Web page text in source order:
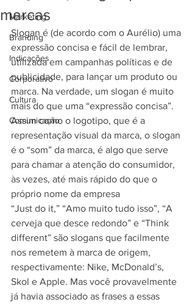
Marketing
Branding
Indicações
Corporativo
Cultura
Comunicação
marcas
Slogan é (de acordo com o Aurélio) uma
expressão concisa e fácil de lembrar,
utilizada em campanhas políticas e de
publicidade, para lançar um produto ou
marca. Na verdade, um slogan é muito
mais do que uma “expressão concisa”.
Assim como o logotipo, que é a
representação visual da marca, o slogan
é o “som” da marca, é algo que serve
para chamar a atenção do consumidor,
às vezes, até mais rápido do que o
próprio nome da empresa
“Just do it,” “Amo muito tudo isso”, “A
cerveja que desce redondo” e “Think
different” são slogans que facilmente
nos remetem à marca de origem,
respectivamente: Nike, McDonald’s,
Skol e Apple. Mas você provavelmente
já havia associado as frases a essas